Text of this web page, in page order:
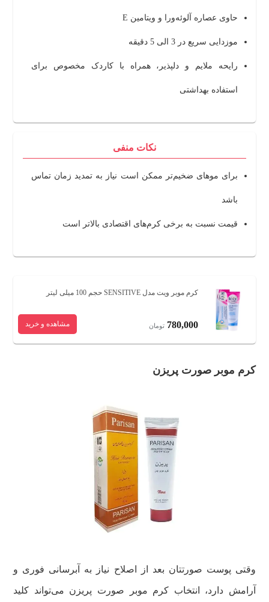
حاوی عصاره آلوئه‌ورا و ویتامین E
موزدایی سریع در 3 الی 5 دقیقه
رایحه ملایم و دلپذیر، همراه با کاردک مخصوص برای
استفاده بهداشتی
نکات منفی
برای موهای ضخیم‌تر ممکن است نیاز به تمدید زمان تماس
باشد
قیمت نسبت به برخی کرم‌های اقتصادی بالاتر است
کرم موبر ویت مدل SENSITIVE حجم 100 میلی لیتر
780,000 تومان مشاهده و خرید
کرم موبر صورت پریزن
وقتی پوست صورتتان بعد از اصلاح نیاز به آبرسانی فوری و
آرامش دارد، انتخاب کرم موبر صورت پریزن می‌تواند کلید